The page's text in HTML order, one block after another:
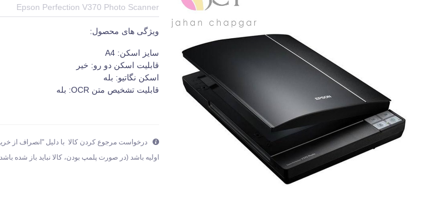
Epson Perfection V370 Photo Scanner
ویژگی های محصول:
سایز اسکن: A4
قابلیت اسکن دو رو: خیر
اسکن نگاتیو: بله
قابلیت تشخیص متن OCR: بله
درخواست مرجوع کردن کالا با دلیل "انصراف از
اولیه باشد (در صورت پلمپ بودن، کالا نباید باز شده